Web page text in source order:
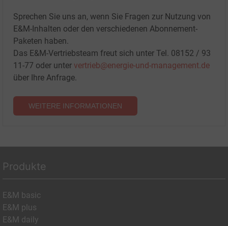
Sprechen Sie uns an, wenn Sie Fragen zur Nutzung von
E&M-Inhalten oder den verschiedenen Abonnement-
Paketen haben.
Das E&M-Vertriebsteam freut sich unter Tel. 08152 / 93
11-77 oder unter vertrieb@energie-und-management.de
über Ihre Anfrage.
WEITERE INFORMATIONEN
Produkte
E&M basic
E&M plus
E&M daily